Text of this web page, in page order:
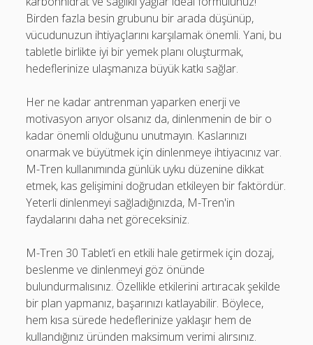
Birden fazla besin grubunu bir arada düşünüp,
vücudunuzun ihtiyaçlarını karşılamak önemli. Yani, bu
tabletle birlikte iyi bir yemek planı oluşturmak,
hedeflerinize ulaşmanıza büyük katkı sağlar.
Her ne kadar antrenman yaparken enerji ve
motivasyon arıyor olsanız da, dinlenmenin de bir o
kadar önemli olduğunu unutmayın. Kaslarınızı
onarmak ve büyütmek için dinlenmeye ihtiyacınız var.
M-Tren kullanımında günlük uyku düzenine dikkat
etmek, kas gelişimini doğrudan etkileyen bir faktördür.
Yeterli dinlenmeyi sağladığınızda, M-Tren'in
faydalarını daha net göreceksiniz.
M-Tren 30 Tablet’i en etkili hale getirmek için dozaj,
beslenme ve dinlenmeyi göz önünde
bulundurmalısınız. Özellikle etkilerini artıracak şekilde
bir plan yapmanız, başarınızı katlayabilir. Böylece,
hem kısa sürede hedeflerinize yaklaşır hem de
kullandığınız üründen maksimum verimi alırsınız.